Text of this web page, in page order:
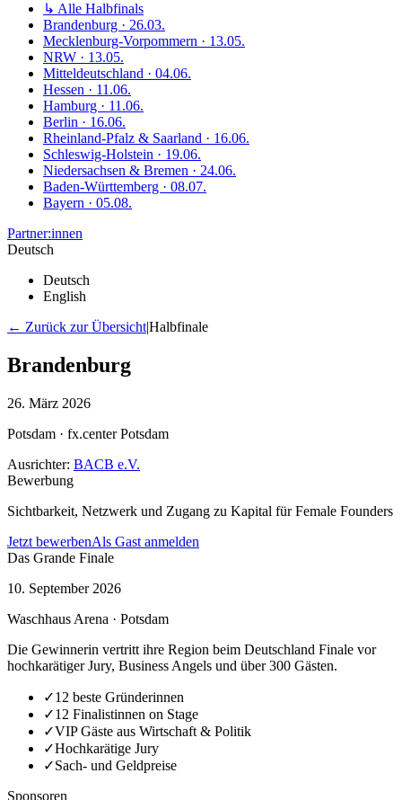
↳ Alle Halbfinals
Brandenburg · 26.03.
Mecklenburg-Vorpommern · 13.05.
NRW · 13.05.
Mitteldeutschland · 04.06.
Hessen · 11.06.
Hamburg · 11.06.
Berlin · 16.06.
Rheinland-Pfalz & Saarland · 16.06.
Schleswig-Holstein · 19.06.
Niedersachsen & Bremen · 24.06.
Baden-Württemberg · 08.07.
Bayern · 05.08.
Partner:innen
Deutsch
Deutsch
English
← Zurück zur Übersicht|Halbfinale
Brandenburg
26. März 2026
Potsdam · fx.center Potsdam
Ausrichter: BACB e.V.
Bewerbung
Sichtbarkeit, Netzwerk und Zugang zu Kapital für Female Founders
Jetzt bewerbenAls Gast anmelden
Das Grande Finale
10. September 2026
Waschhaus Arena · Potsdam
Die Gewinnerin vertritt ihre Region beim Deutschland Finale vor
hochkarätiger Jury, Business Angels und über 300 Gästen.
✓12 beste Gründerinnen
✓12 Finalistinnen on Stage
✓VIP Gäste aus Wirtschaft & Politik
✓Hochkarätige Jury
✓Sach- und Geldpreise
Sponsoren